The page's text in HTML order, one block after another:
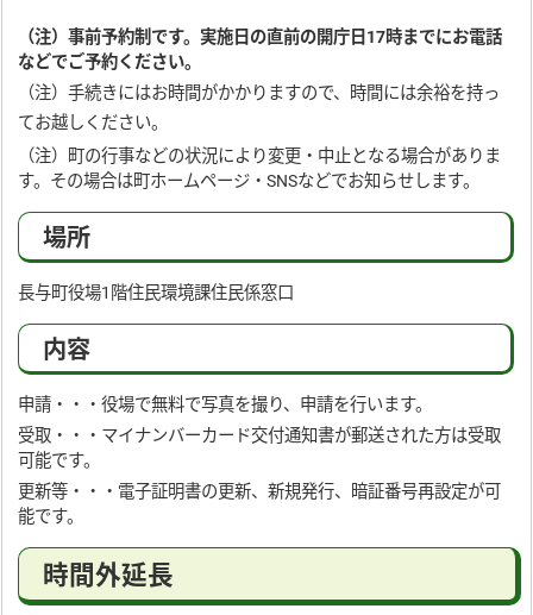
（注）事前予約制です。実施日の直前の開庁日17時までにお電話
などでご予約ください。
（注）手続きにはお時間がかかりますので、時間には余裕を持っ
てお越しください。
（注）町の行事などの状況により変更・中止となる場合がありま
す。その場合は町ホームページ・SNSなどでお知らせします。
場所
長与町役場1階住民環境課住民係窓口
内容
申請・・・役場で無料で写真を撮り、申請を行います。
受取・・・マイナンバーカード交付通知書が郵送された方は受取
可能です。
更新等・・・電子証明書の更新、新規発行、暗証番号再設定が可
能です。
時間外延長